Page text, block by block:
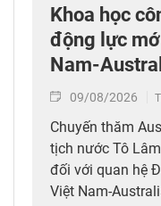
Khoa học
động lực
Nam-
09/08/2026
Chuyến thăm
tịch nước Tô
đối với quan hệ
Việt Nam-